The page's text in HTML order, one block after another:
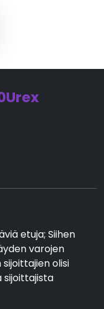
etuja; Siihen
varojen
olisi
sijoittajista